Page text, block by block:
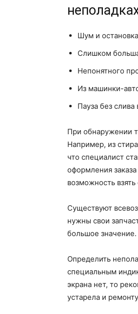
Шум и
Слишком
Непонятного
Из машинки-
Пауза без
При обнаружении
Например, из
что специалист
оформления
возможность
Существуют
нужны свои
большое значение.
Определить
специальным
экрана нет, то
устарела и